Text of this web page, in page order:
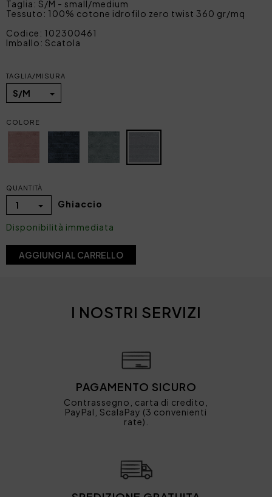
Taglia: S/M - small/medium
Tessuto: 100% cotone idrofilo zero twist 360 gr/mq
Codice: 102300461
Imballo: Scatola
TAGLIA/MISURA
S/M
COLORE
QUANTITÀ
1 Ghiaccio
Disponibilità immediata
AGGIUNGI AL CARRELLO
I NOSTRI SERVIZI
PAGAMENTO SICURO
Contrassegno, carta di credito,
PayPal, ScalaPay (3 convenienti
rate).